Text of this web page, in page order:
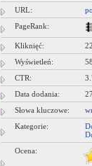
URL:
PageRank:
Kliknięć:
22
Wyświetleń:
CTR:
Data dodania:
Słowa kluczowe:
Kategorie:
Ocena: